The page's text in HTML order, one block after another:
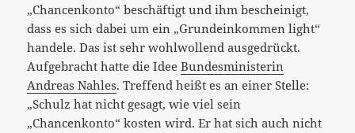
„Chancenkonto“ beschäftigt und ihm bescheinigt,
dass es sich dabei um ein „Grundeinkommen light“
handele. Das ist sehr wohlwollend ausgedrückt.
Aufgebracht hatte die IdeeBundesministerin
Andreas Nahles. Treffend heißt es an einer Stelle:
„Schulz hat nicht gesagt, wie viel sein
„Chancenkonto“ kosten wird. Er hat sich auch nicht